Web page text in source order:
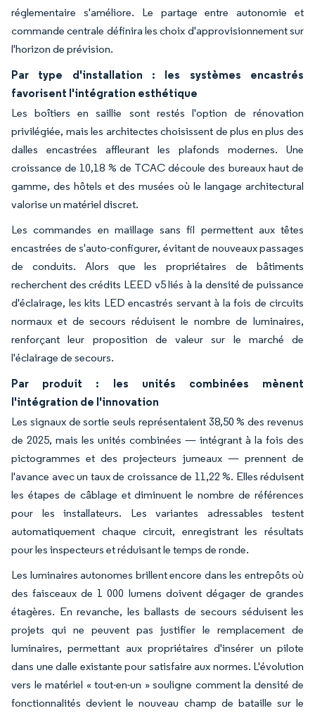
réglementaire s'améliore. Le partage entre autonomie et
commande centrale définira les choix d'approvisionnement sur
l'horizon de prévision.
Par type d'installation : les systèmes encastrés
favorisent l'intégration esthétique
Les boîtiers en saillie sont restés l'option de rénovation
privilégiée, mais les architectes choisissent de plus en plus des
dalles encastrées affleurant les plafonds modernes. Une
croissance de 10,18 % de TCAC découle des bureaux haut de
gamme, des hôtels et des musées où le langage architectural
valorise un matériel discret.
Les commandes en maillage sans fil permettent aux têtes
encastrées de s'auto-configurer, évitant de nouveaux passages
de conduits. Alors que les propriétaires de bâtiments
recherchent des crédits LEED v5 liés à la densité de puissance
d'éclairage, les kits LED encastrés servant à la fois de circuits
normaux et de secours réduisent le nombre de luminaires,
renforçant leur proposition de valeur sur le marché de
l'éclairage de secours.
Par produit : les unités combinées mènent
l'intégration de l'innovation
Les signaux de sortie seuls représentaient 38,50 % des revenus
de 2025, mais les unités combinées — intégrant à la fois des
pictogrammes et des projecteurs jumeaux — prennent de
l'avance avec un taux de croissance de 11,22 %. Elles réduisent
les étapes de câblage et diminuent le nombre de références
pour les installateurs. Les variantes adressables testent
automatiquement chaque circuit, enregistrant les résultats
pour les inspecteurs et réduisant le temps de ronde.
Les luminaires autonomes brillent encore dans les entrepôts où
des faisceaux de 1 000 lumens doivent dégager de grandes
étagères. En revanche, les ballasts de secours séduisent les
projets qui ne peuvent pas justifier le remplacement de
luminaires, permettant aux propriétaires d'insérer un pilote
dans une dalle existante pour satisfaire aux normes. L'évolution
vers le matériel « tout-en-un » souligne comment la densité de
fonctionnalités devient le nouveau champ de bataille sur le